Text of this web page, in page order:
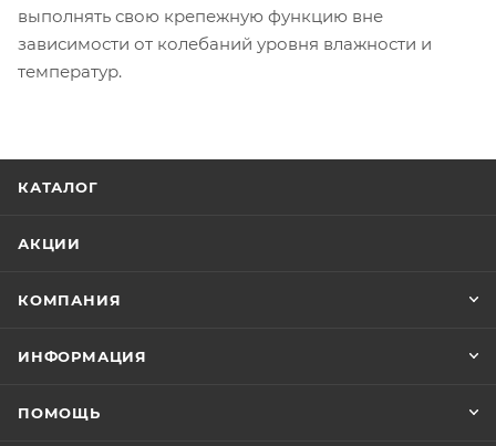
выполнять свою крепежную функцию вне
зависимости от колебаний уровня влажности и
температур.
КАТАЛОГ
АКЦИИ
КОМПАНИЯ
ИНФОРМАЦИЯ
ПОМОЩЬ